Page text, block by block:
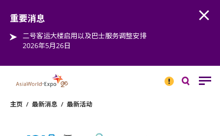
重要消息
二号客运大楼启用以及巴士服务调整安排
2026年5月26日
消息
主页 / 最新消息 / 最新活动